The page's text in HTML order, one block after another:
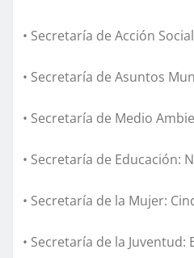
• Secretaría de Acción
• Secretaría de Asuntos
• Secretaría de Medio
• Secretaría de Educación:
• Secretaría de la Mujer:
• Secretaría de la Juventud: